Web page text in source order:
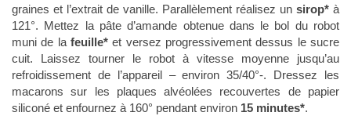
graines et l’extrait de vanille. Parallèlement réalisez un sirop* à
121°. Mettez la pâte d’amande obtenue dans le bol du robot
muni de la feuille*et versez progressivement dessus le sucre
cuit. Laissez tourner le robot à vitesse moyenne jusqu’au
refroidissement de l’appareil – environ 35/40°-. Dressez les
macarons sur les plaques alvéolées recouvertes de papier
siliconé et enfournez à 160° pendant environ 15 minutes*.